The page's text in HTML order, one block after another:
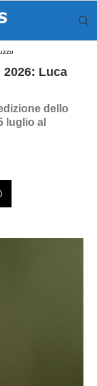
Luca
dello
luglio al